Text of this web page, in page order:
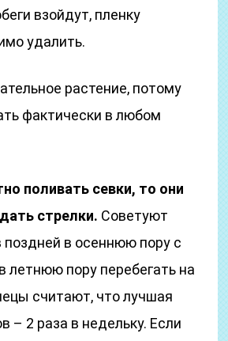
взойдут, пленку
удалить.
растение, потому
фактически в любом
поливать севки, то они
стрелки. Советуют
поздней в осеннюю пору с
летнюю пору перебегать на
считают, что лучшая
– 2 раза в недельку. Если